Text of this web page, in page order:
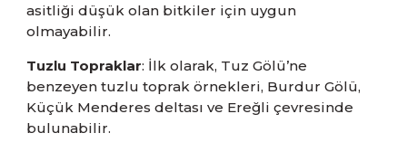
asitliği düşük olan bitkiler için uygun
olmayabilir.
Tuzlu Topraklar: İlk olarak, Tuz Gölü’ne
benzeyen tuzlu toprak örnekleri, Burdur Gölü,
Küçük Menderes deltası ve Ereğli çevresinde
bulunabilir.